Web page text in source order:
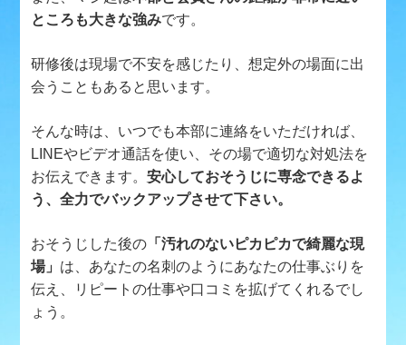
ところも大きな強みです。
研修後は現場で不安を感じたり、想定外の場面に出
会うこともあると思います。
そんな時は、いつでも本部に連絡をいただければ、
LINEやビデオ通話を使い、その場で適切な対処法を
お伝えできます。安心しておそうじに専念できるよ
う、全力でバックアップさせて下さい。
おそうじした後の 「汚れのないピカピカで綺麗な現
場」 は、あなたの名刺のようにあなたの仕事ぶりを
伝え、リピートの仕事や口コミを拡げてくれるでし
ょう。